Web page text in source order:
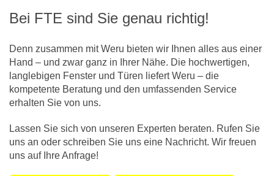
Bei FTE sind Sie genau richtig!
Denn zusammen mit Weru bieten wir Ihnen alles aus einer
Hand – und zwar ganz in Ihrer Nähe. Die hochwertigen,
langlebigen Fenster und Türen liefert Weru – die
kompetente Beratung und den umfassenden Service
erhalten Sie von uns.
Lassen Sie sich von unseren Experten beraten. Rufen Sie
uns an oder schreiben Sie uns eine Nachricht. Wir freuen
uns auf Ihre Anfrage!